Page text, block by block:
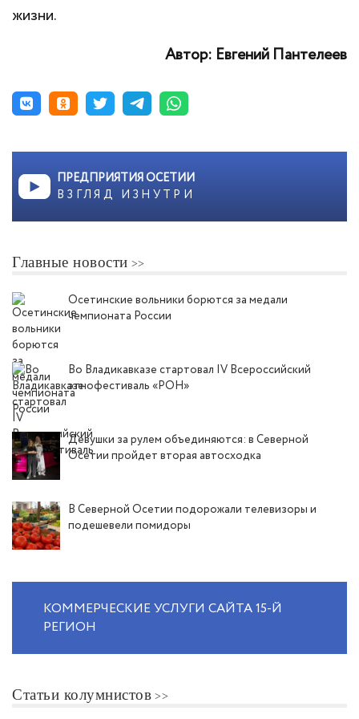
жизни.
Автор: Евгений Пантелеев
ПРЕДПРИЯТИЯ ОСЕТИИ
ВЗГЛЯД ИЗНУТРИ
Главные новости
Осетинские вольники борются за медали
чемпионата России
Во Владикавказе стартовал IV Всероссийский
этнофестиваль «РОН»
Девушки за рулем объединяются: в Северной
Осетии пройдет вторая автосходка
В Северной Осетии подорожали телевизоры и
подешевели помидоры
КОММЕРЧЕСКИЕ УСЛУГИ САЙТА 15-Й
РЕГИОН
Статьи колумнистов